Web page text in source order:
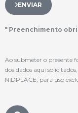
ENVIAR
* Preenchimento
Ao submeter o presente
dos dados aqui
NIDPLACE, para uso